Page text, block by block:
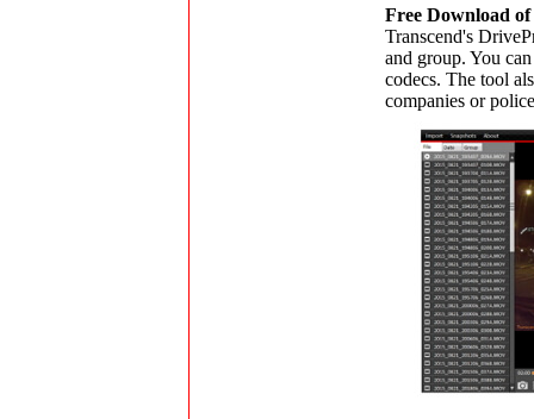
Free Download
Transcend's
and group. You
codecs. The tool
companies or